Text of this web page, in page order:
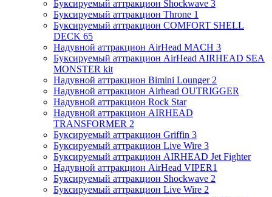
Буксируемый аттракцион Shockwave 3
Буксируемый аттракцион Throne 1
Буксируемый аттракцион COMFORT SHELL
DECK 65
Надувной аттракцион AirHead MACH 3
Буксируемый аттракцион AirHead AIRHEAD SEA
MONSTER kit
Надувной аттракцион Bimini Lounger 2
Надувной аттракцион Airhead OUTRIGGER
Надувной аттракцион Rock Star
Надувной аттракцион AIRHEAD
TRANSFORMER 2
Буксируемый аттракцион Griffin 3
Буксируемый аттракцион Live Wire 3
Буксируемый аттракцион AIRHEAD Jet Fighter
Надувной аттракцион AirHead VIPER1
Буксируемый аттракцион Shockwave 2
Буксируемый аттракцион Live Wire 2